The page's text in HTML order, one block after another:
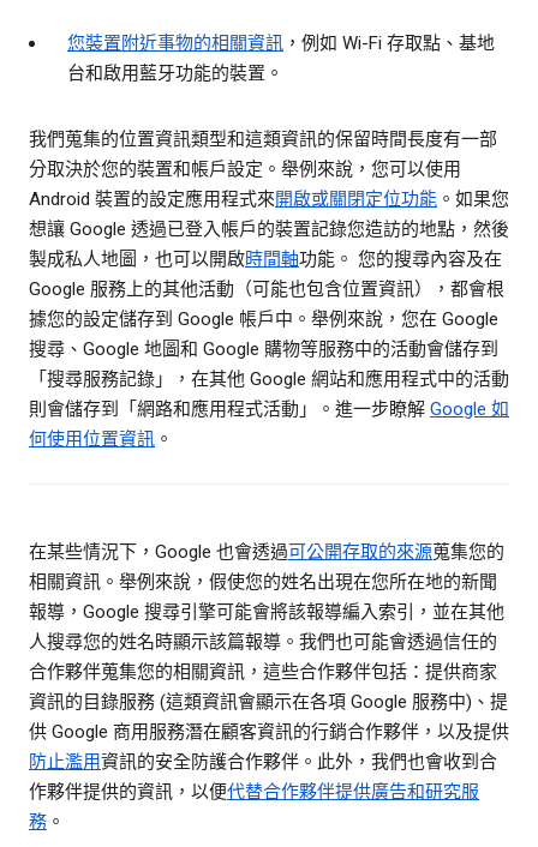
您裝置附近事物的相關資訊 ，例如 Wi-Fi 存取點、基地
台和啟用藍牙功能的裝置。
我們蒐集的位置資訊類型和這類資訊的保留時間長度有一部
分取決於您的裝置和帳戶設定。舉例來說，您可以使用
Android 裝置的設定應用程式來開啟或關閉定位功能 。如果您
想讓 Google 透過已登入帳戶的裝置記錄您造訪的地點，然後
製成私人地圖，也可以開啟時間軸功能。 您的搜尋內容及在
Google 服務上的其他活動（可能也包含位置資訊），都會根
據您的設定儲存到 Google 帳戶中。舉例來說，您在 Google
搜尋、Google 地圖和 Google 購物等服務中的活動會儲存到
「搜尋服務記錄」，在其他 Google 網站和應用程式中的活動
則會儲存到「網路和應用程式活動」。進一步瞭解 Google 如
何使用位置資訊 。
在某些情況下，Google 也會透過可公開存取的來源蒐集您的
相關資訊。舉例來說，假使您的姓名出現在您所在地的新聞
報導，Google 搜尋引擎可能會將該報導編入索引，並在其他
人搜尋您的姓名時顯示該篇報導。我們也可能會透過信任的
合作夥伴蒐集您的相關資訊，這些合作夥伴包括：提供商家
資訊的目錄服務 (這類資訊會顯示在各項 Google 服務中)、提
供 Google 商用服務潛在顧客資訊的行銷合作夥伴，以及提供
防止濫用資訊的安全防護合作夥伴。此外，我們也會收到合
作夥伴提供的資訊，以便代替合作夥伴提供廣告和研究服
務 。